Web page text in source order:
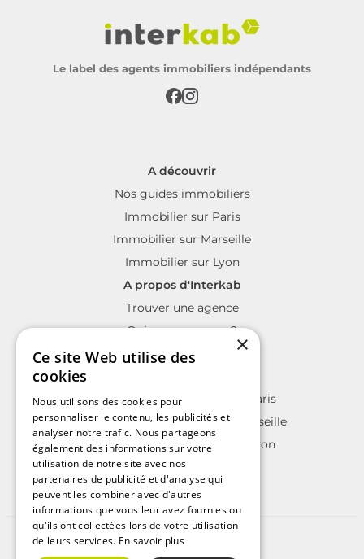
Le label des agents immobiliers indépendants
A découvrir
Nos guides immobiliers
Immobilier sur Paris
Immobilier sur Marseille
Immobilier sur Lyon
A propos d'Interkab
Trouver une agence
Qui sommes nous?
La charte Interkab
Annonces immobilières sur Paris
Annonces immobilières sur Marseille
Annonces immobilières sur Lyon
©2025 | Tous droits réservés
×
Ce site Web utilise des
cookies
Nous utilisons des cookies pour
personnaliser le contenu, les publicités et
analyser notre trafic. Nous partageons
également des informations sur votre
utilisation de notre site avec nos
partenaires de publicité et d'analyse qui
peuvent les combiner avec d'autres
informations que vous leur avez fournies ou
qu'ils ont collectées lors de votre utilisation
de leurs services. En savoir plus